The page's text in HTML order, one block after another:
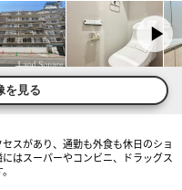
を見る
スがあり、通勤も外食も休日のショ
はスーパーやコンビニ、ドラッグス